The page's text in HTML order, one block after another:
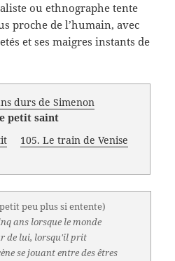
ou ethnographe tente
proche de l’humain, avec
et ses maigres instants de
durs de Simenon
petit saint
105. Le train de Venise
peu plus si entente)
ans lorsque le monde
de lui, lorsqu'il prit
se jouant entre des êtres